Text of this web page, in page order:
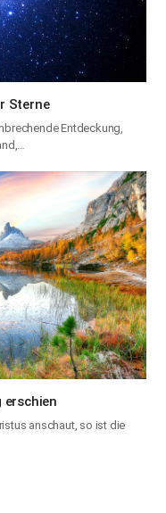
Sterne
Entdeckung,
erschien
anschaut, so ist die